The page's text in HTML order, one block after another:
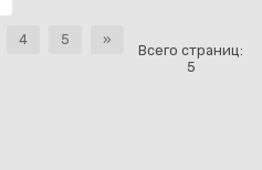
Всего страниц:
5
4 5 »